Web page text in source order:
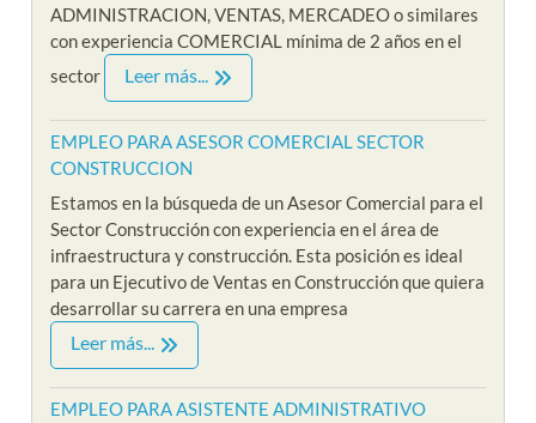
ADMINISTRACION, VENTAS, MERCADEO o similares
con experiencia COMERCIAL mínima de 2 años en el
sector
Leer más...
EMPLEO PARA ASESOR COMERCIAL SECTOR
CONSTRUCCION
Estamos en la búsqueda de un Asesor Comercial para el
Sector Construcción con experiencia en el área de
infraestructura y construcción. Esta posición es ideal
para un Ejecutivo de Ventas en Construcción que quiera
desarrollar su carrera en una empresa
Leer más...
EMPLEO PARA ASISTENTE ADMINISTRATIVO